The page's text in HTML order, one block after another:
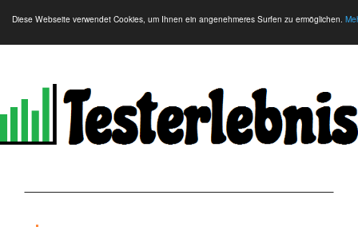
Diese Webseite verwendet Cookies, um Ihnen ein angenehmeres Surfen zu ermöglichen.